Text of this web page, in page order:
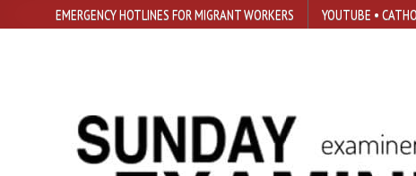
EMERGENCY HOTLINES FOR MIGRANT WORKERS YOUTUBE •